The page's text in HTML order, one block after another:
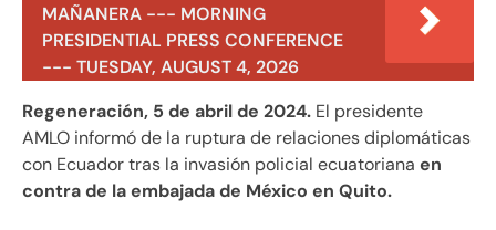
MAÑANERA --- MORNING
PRESIDENTIAL PRESS CONFERENCE
--- TUESDAY, AUGUST 4, 2026
Regeneración, 5 de abril de 2024. El presidente
AMLO informó de la ruptura de relaciones diplomáticas
con Ecuador tras la invasión policial ecuatoriana en
contra de la embajada de México en Quito.